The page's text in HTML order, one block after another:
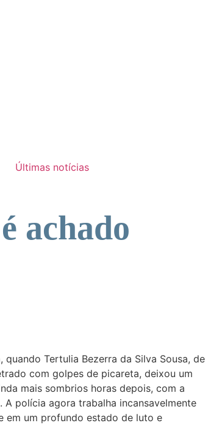
Últimas notícias
achado
Tertulia Bezerra da Silva Sousa, de
com golpes de picareta, deixou um
mais sombrios horas depois, com a
polícia agora trabalha incansavelmente
em um profundo estado de luto e